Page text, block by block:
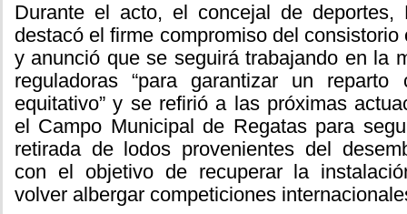
Durante el acto, el concejal de deportes,
destacó el firme compromiso del
y anunció que se seguirá trabajando en la
reguladoras “para garantizar un
equitativo” y se refirió a las próximas
el Campo Municipal de Regatas para
retirada de lodos provenientes del
con el objetivo de recuperar la
volver albergar competiciones